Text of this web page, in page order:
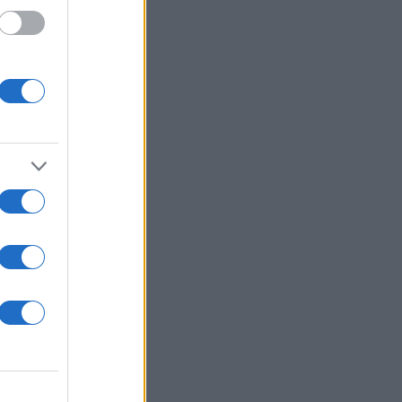
και